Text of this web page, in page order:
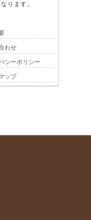
ります。
わせ
シーポリシー
ップ